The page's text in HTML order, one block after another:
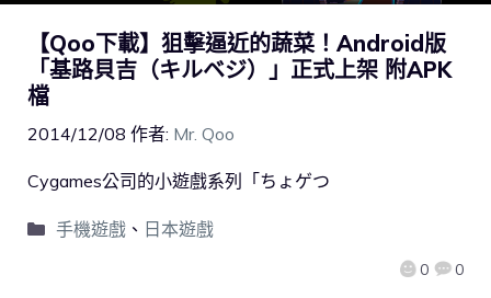
【Qoo下載】狙擊逼近的蔬菜！Android版
「基路貝吉（キルベジ）」正式上架 附APK
檔
2014/12/08 作者: Mr. Qoo
0 0
Cygames公司的小遊戲系列「ちょゲつ
手機遊戲、 日本遊戲